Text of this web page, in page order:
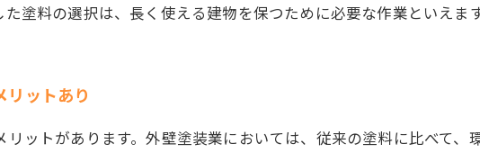
塗料の選択は、長く使える建物を保つために必要な作業といえます
リットあり
ットがあります。外壁塗装業においては、従来の塗料に比べて、